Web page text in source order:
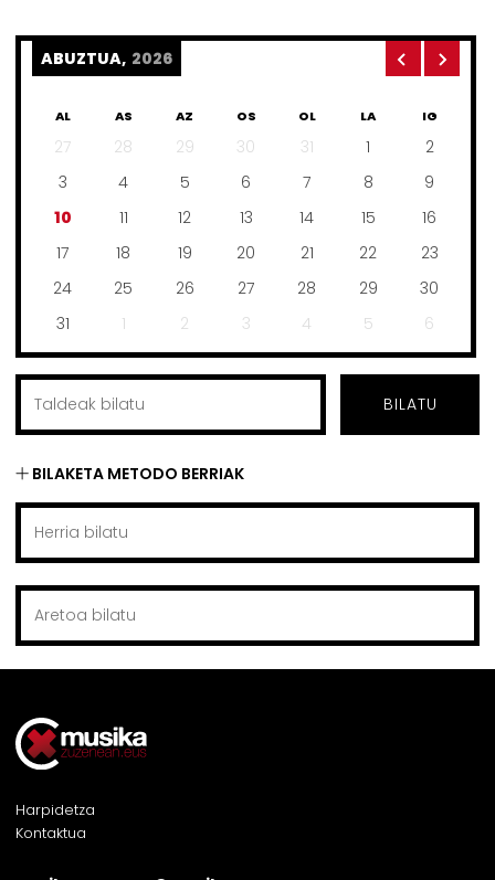
ABUZTUA, 2026
AL AS AZ OS OL LA IG
27 28 29 30 31 1
2
3
4 5 6 7 8
9
10
11 12 13 14 15
16
17
18 19 20 21 22
23
24
25 26 27 28 29
30
31
1 2 3 4 5 6
BILATU
BILAKETA METODO BERRIAK
Harpidetza
Kontaktua